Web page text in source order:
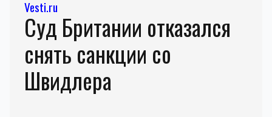
Vesti.ru
Суд Британии отказался
снять санкции со
Швидлера